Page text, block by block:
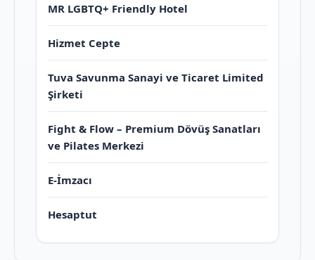
MR LGBTQ+ Friendly Hotel
Hizmet Cepte
Tuva Savunma Sanayi ve Ticaret Limited
Şirketi
Fight & Flow – Premium Dövüş Sanatları
ve Pilates Merkezi
E-İmzacı
Hesaptut